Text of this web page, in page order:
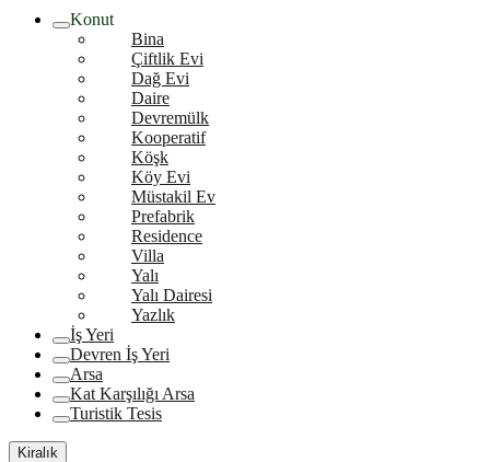
Konut
Bina
Çiftlik Evi
Dağ Evi
Daire
Devremülk
Kooperatif
Köşk
Köy Evi
Müstakil Ev
Prefabrik
Residence
Villa
Yalı
Yalı Dairesi
Yazlık
İş Yeri
Devren İş Yeri
Arsa
Kat Karşılığı Arsa
Turistik Tesis
Kiralık